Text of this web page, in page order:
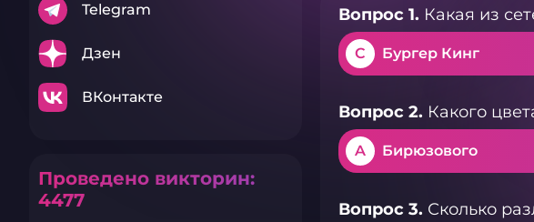
Telegram
Дзен
ВКонтакте
Проведено викторин:
4477
Вопрос 1. Какая из
C Бургер Кинг
Вопрос 2. Какого
A Бирюзового
Вопрос 3. Сколько